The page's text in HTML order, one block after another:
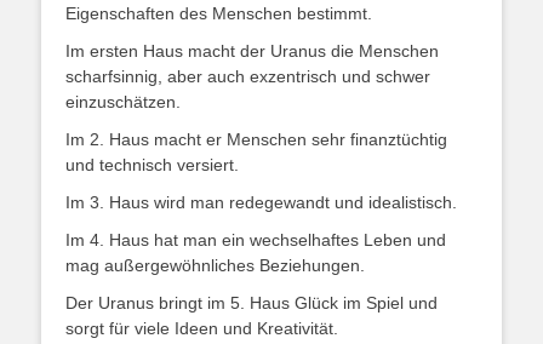
Eigenschaften des Menschen bestimmt.
Im ersten Haus macht der Uranus die Menschen
scharfsinnig, aber auch exzentrisch und schwer
einzuschätzen.
Im 2. Haus macht er Menschen sehr finanztüchtig
und technisch versiert.
Im 3. Haus wird man redegewandt und idealistisch.
Im 4. Haus hat man ein wechselhaftes Leben und
mag außergewöhnliches Beziehungen.
Der Uranus bringt im 5. Haus Glück im Spiel und
sorgt für viele Ideen und Kreativität.